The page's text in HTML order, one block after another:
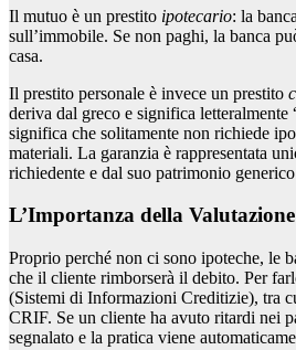
Il mutuo è un prestito ipotecario: la
sull’immobile. Se non paghi, la banca
casa.
Il prestito personale è invece un prestito
deriva dal greco e significa letteralmente
significa che solitamente non richiede
materiali. La garanzia è rappresentata
richiedente e dal suo patrimonio
L’Importanza della
Proprio perché non ci sono ipoteche, le
che il cliente rimborserà il debito. Per
(Sistemi di Informazioni Creditizie), tra
CRIF. Se un cliente ha avuto ritardi nei
segnalato e la pratica viene